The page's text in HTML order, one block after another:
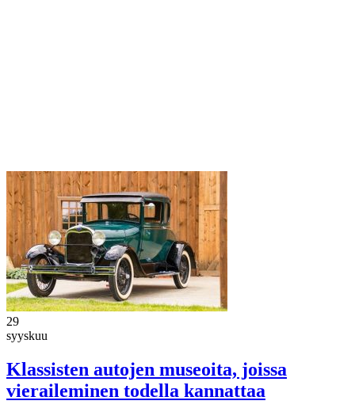
29
syyskuu
Klassisten autojen museoita, joissa
vieraileminen todella kannattaa